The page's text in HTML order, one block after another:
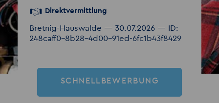
Direktvermittlung
Bretnig-Hauswalde — 30.07.2026 — ID:
248caff0-8b28-4d00-91ed-6fc1b43f8429
SCHNELLBEWERBUNG